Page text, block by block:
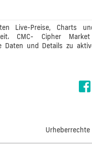
Live-Preise, Charts
CMC- Cipher
Daten und Details zu